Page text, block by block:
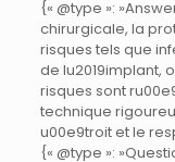
{« @type »:
chirurgicale, la
risques tels que
de lu2019implant,
risques sont
technique
u00e9troit et le
{« @type »: